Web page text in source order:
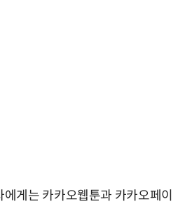
게는 카카오웹툰과 카카오페이